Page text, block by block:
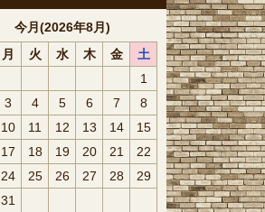
今月(2026年8月)
月 火 水 木 金
土
1
3 4 5 6 7
8
10 11 12 13 14
15
17 18 19 20 21
22
24 25 26 27 28
29
31